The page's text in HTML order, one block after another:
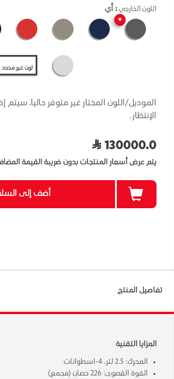
اللون الخارجي: أي
★
لون غير محدد
الموديل/اللون المختار غير متوفر حاليا، سيتم
الإنتظار.
130000.0
يتم عرض أسعار المنتجات بدون ضريبة القيمة
أضف إلى
تفاصيل المنتج
المزايا التقنية
المحرك: 2.5 لتر، 4-اسطوانات
القوة القصوى: 226 حصان (مجمع)